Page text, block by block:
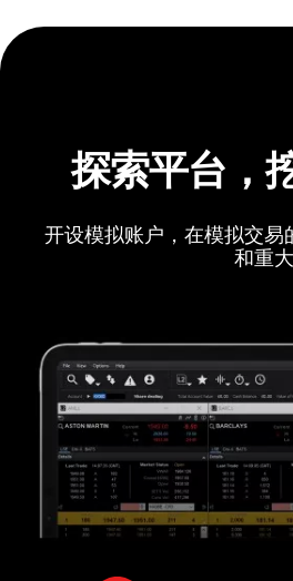
探索平台，
开设模拟账户，在模拟交
和重